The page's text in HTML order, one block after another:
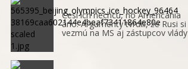
Česi ich nechcú, no Američania
áno. Argumenty tvrdili, že Rusi si
vezmú na MS aj zástupcov vlády